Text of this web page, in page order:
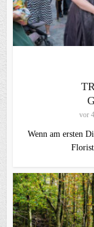
vor
Wenn am ersten